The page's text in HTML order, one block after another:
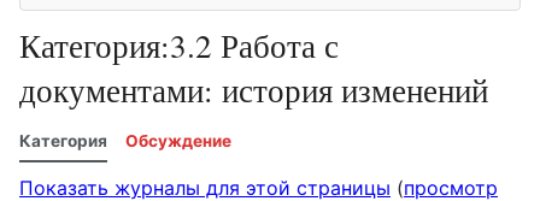
Категория:3.2 Работа с
документами: история изменений
Категория Обсуждение
Показать журналы для этой страницы (просмотр